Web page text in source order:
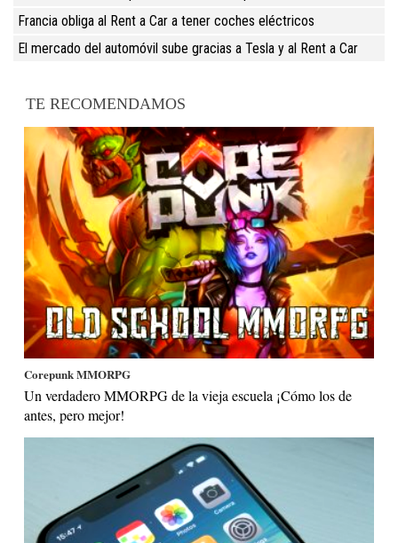
Francia obliga al Rent a Car a tener coches eléctricos
El mercado del automóvil sube gracias a Tesla y al Rent a Car
TE RECOMENDAMOS
Corepunk MMORPG
Un verdadero MMORPG de la vieja escuela ¡Cómo los de
antes, pero mejor!